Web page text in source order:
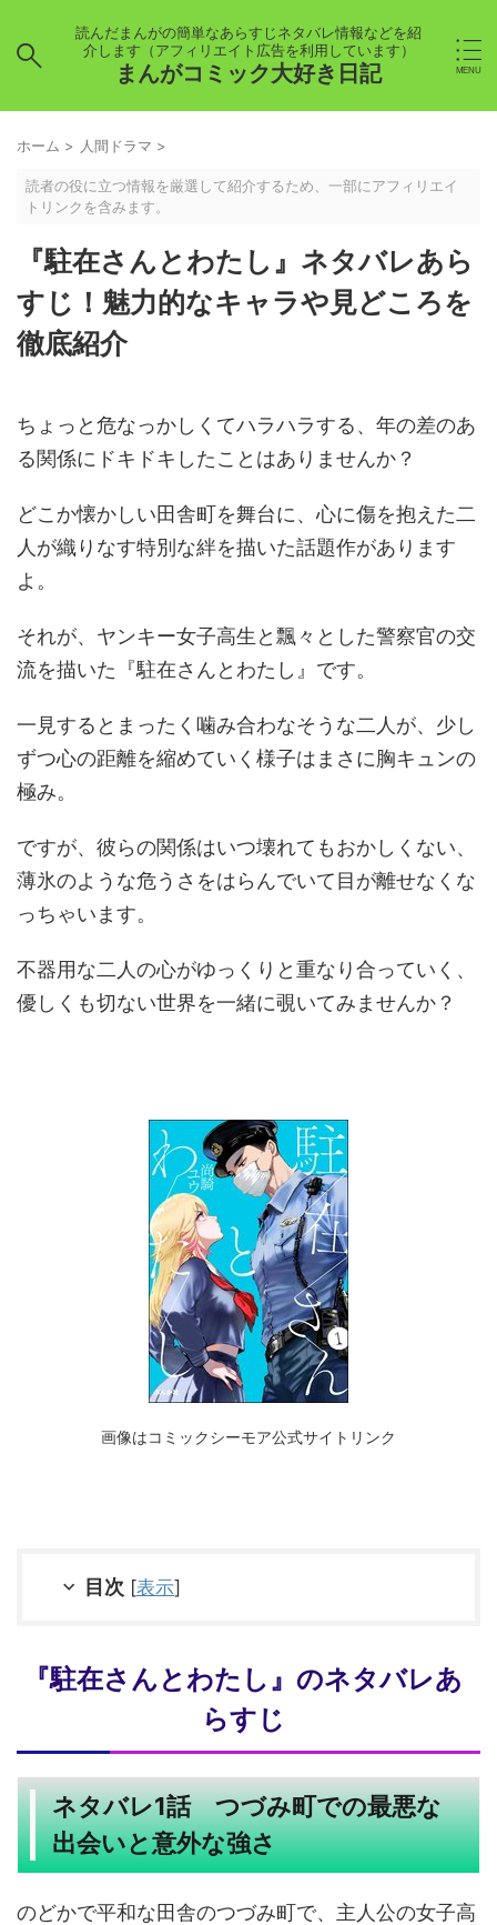
読んだまんがの簡単なあらすじネタバレ情報などを紹
介します（アフィリエイト広告を利用しています）
まんがコミック大好き日記
ホーム > 人間ドラマ >
読者の役に立つ情報を厳選して紹介するため、一部にアフィリエイ
トリンクを含みます。
『駐在さんとわたし』ネタバレあら
すじ！魅力的なキャラや見どころを
徹底紹介
ちょっと危なっかしくてハラハラする、年の差のあ
る関係にドキドキしたことはありませんか？
どこか懐かしい田舎町を舞台に、心に傷を抱えた二
人が織りなす特別な絆を描いた話題作があります
よ。
それが、ヤンキー女子高生と飄々とした警察官の交
流を描いた『駐在さんとわたし』です。
一見するとまったく噛み合わなそうな二人が、少し
ずつ心の距離を縮めていく様子はまさに胸キュンの
極み。
ですが、彼らの関係はいつ壊れてもおかしくない、
薄氷のような危うさをはらんでいて目が離せなくな
っちゃいます。
不器用な二人の心がゆっくりと重なり合っていく、
優しくも切ない世界を一緒に覗いてみませんか？
画像はコミックシーモア公式サイトリンク
目次 [表示]
『駐在さんとわたし』のネタバレあ
らすじ
ネタバレ1話 つづみ町での最悪な
出会いと意外な強さ
のどかで平和な田舎のつづみ町で、主人公の女子高